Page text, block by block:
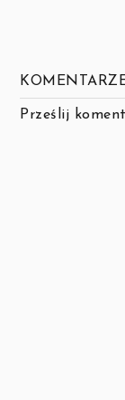
Prześlij